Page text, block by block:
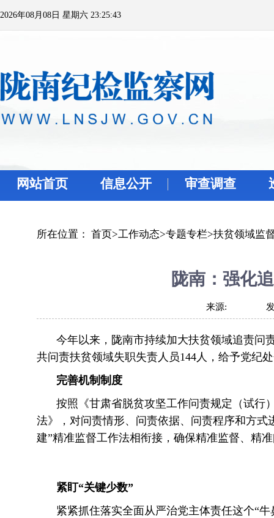
2026年08月08日 星期六 23:25:43
网站首页 信息公开 审查调查
所在位置： 首页>工作动态>专题专栏>扶贫领域监
陇南：强化
来源:
今年以来，陇南市持续加大扶贫领域追责问
共问责扶贫领域失职失责人员144人，给予党纪
完善机制制度
按照《甘肃省脱贫攻坚工作问责规定（试行
法》，对问责情形、问责依据、问责程序和方
建”精准监督工作法相衔接，确保精准监督、精
紧盯“关键少数”
紧紧抓住落实全面从严治党主体责任这个“